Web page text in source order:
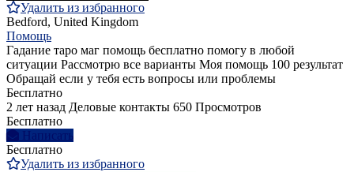
Удалить из избранного
Bedford, United Kingdom
Помощь
Гадание таро маг помощь бесплатно помогу в любой
ситуации Рассмотрю все варианты Моя помощь 100 результат
Обращай если у тебя есть вопросы или проблемы
Бесплатно
2 лет назад Деловые контакты 650 Просмотров
Бесплатно
Написать
Бесплатно
Удалить из избранного